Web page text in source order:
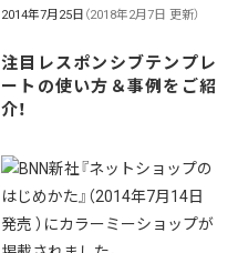
2014年7月25日 （2018年2月7日 更新）
注目レスポンシブテンプレ
ートの使い方＆事例をご紹
介！